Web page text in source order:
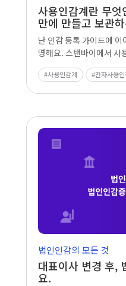
사용인감계란 무
만에 만들고 보관
난 인감 등록 가이드에
명해요. 스탠바이에서 사
한 단계를 확인하세요.
사용인감계 전자사용
대표이사 변경 후,
요.
법인인감의 모든 것